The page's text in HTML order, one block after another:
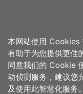
首页 > 想去的地方 > 美
云南小
本网站使用 Cookies
有助于为您提供更佳
同意我们的 Cookie
动侦测服务，建议您
及使用此智慧化服务。